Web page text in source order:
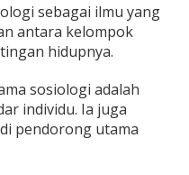
sebagai ilmu yang
antara kelompok
hidupnya.
sosiologi adalah
individu. Ia juga
pendorong utama